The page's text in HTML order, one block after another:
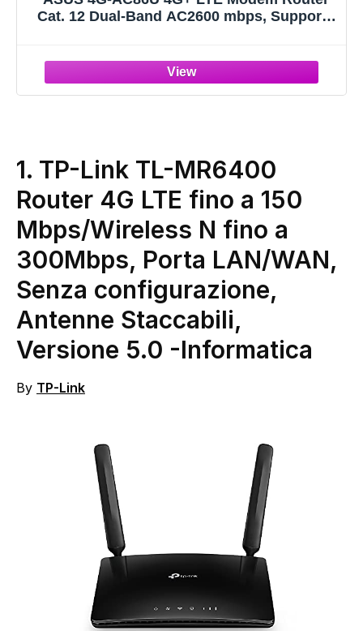
Cat. 12 Dual-Band AC2600 mbps, Supporta
1. TP-Link TL-MR6400
Router 4G LTE fino a 150
Mbps/Wireless N fino a
300Mbps, Porta LAN/WAN,
Senza configurazione,
Antenne Staccabili,
Versione 5.0 -Informatica
By TP-Link